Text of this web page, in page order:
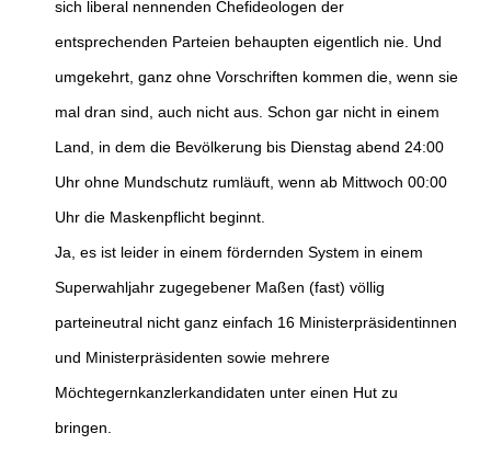
sich liberal nennenden Chefideologen der
entsprechenden Parteien behaupten eigentlich nie. Und
umgekehrt, ganz ohne Vorschriften kommen die, wenn sie
mal dran sind, auch nicht aus. Schon gar nicht in einem
Land, in dem die Bevölkerung bis Dienstag abend 24:00
Uhr ohne Mundschutz rumläuft, wenn ab Mittwoch 00:00
Uhr die Maskenpflicht beginnt.
Ja, es ist leider in einem fördernden System in einem
Superwahljahr zugegebener Maßen (fast) völlig
parteineutral nicht ganz einfach 16 Ministerpräsidentinnen
und Ministerpräsidenten sowie mehrere
Möchtegernkanzlerkandidaten unter einen Hut zu
bringen.